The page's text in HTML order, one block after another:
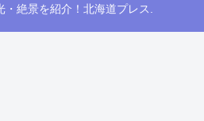
絶景を紹介！北海道プレス.